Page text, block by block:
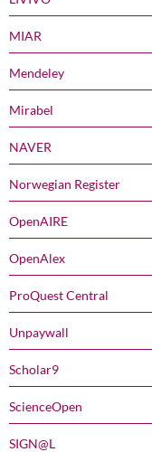
MIAR
Mendeley
Mirabel
NAVER
Norwegian Register
OpenAIRE
OpenAlex
ProQuest Central
Unpaywall
Scholar9
ScienceOpen
SIGN@L